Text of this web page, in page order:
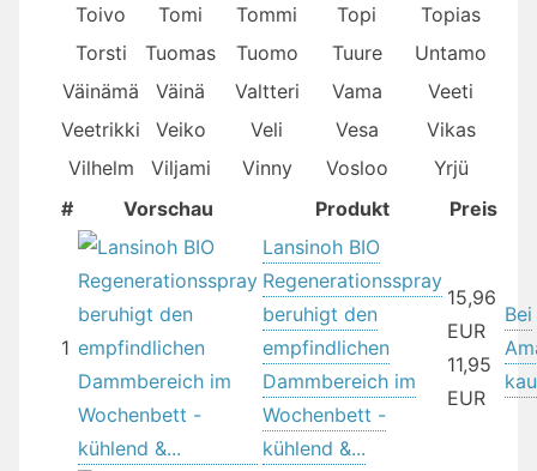
Toivo
Tomi Tommi Topi
Topias
Torsti
Tuomas Tuomo Tuure
Untamo
Väinämä
Väinä Valtteri Vama
Veeti
Veetrikki
Veiko Veli Vesa
Vikas
Vilhelm
Viljami Vinny Vosloo
Yrjü
#
Vorschau Produkt Preis
1
Lansinoh BIO
Regenerationsspray
beruhigt den
empfindlichen
Dammbereich im
Wochenbett -
kühlend &...
15,96
EUR
11,95
EUR
Bei